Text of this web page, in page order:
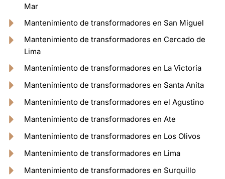
Mar
Mantenimiento de transformadores en San Miguel
Mantenimiento de transformadores en Cercado de
Lima
Mantenimiento de transformadores en La Victoria
Mantenimiento de transformadores en Santa Anita
Mantenimiento de transformadores en el Agustino
Mantenimiento de transformadores en Ate
Mantenimiento de transformadores en Los Olivos
Mantenimiento de transformadores en Lima
Mantenimiento de transformadores en Surquillo